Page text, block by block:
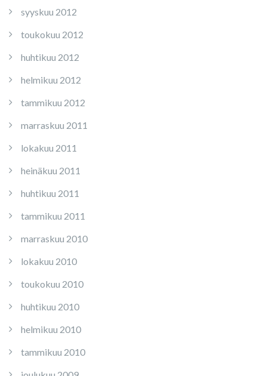
syyskuu 2012
toukokuu 2012
huhtikuu 2012
helmikuu 2012
tammikuu 2012
marraskuu 2011
lokakuu 2011
heinäkuu 2011
huhtikuu 2011
tammikuu 2011
marraskuu 2010
lokakuu 2010
toukokuu 2010
huhtikuu 2010
helmikuu 2010
tammikuu 2010